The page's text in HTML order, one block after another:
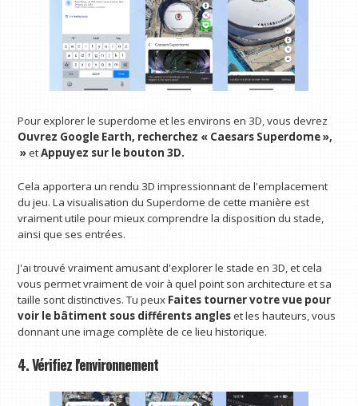
Pour explorer le superdome et les environs en 3D, vous devrez
Ouvrez Google Earth, recherchez « Caesars Superdome »,
»etAppuyez sur le bouton 3D.
Cela apportera un rendu 3D impressionnant de l'emplacement
du jeu. La visualisation du Superdome de cette manière est
vraiment utile pour mieux comprendre la disposition du stade,
ainsi que ses entrées.
J'ai trouvé vraiment amusant d'explorer le stade en 3D, et cela
vous permet vraiment de voir à quel point son architecture et sa
taille sont distinctives. Tu peux Faites tourner votre vue pour
voir le bâtiment sous différents angleset les hauteurs, vous
donnant une image complète de ce lieu historique.
4. Vérifiez l'environnement